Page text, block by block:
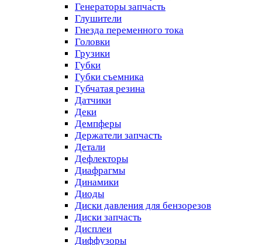
Генераторы запчасть
Глушители
Гнезда переменного тока
Головки
Грузики
Губки
Губки съемника
Губчатая резина
Датчики
Деки
Демпферы
Держатели запчасть
Детали
Дефлекторы
Диафрагмы
Динамики
Диоды
Диски давления для бензорезов
Диски запчасть
Дисплеи
Диффузоры